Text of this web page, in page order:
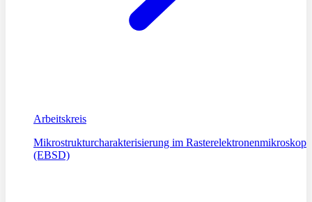
Arbeitskreis
Mikrostrukturcharakterisierung im Rasterelektronenmikroskop
(EBSD)